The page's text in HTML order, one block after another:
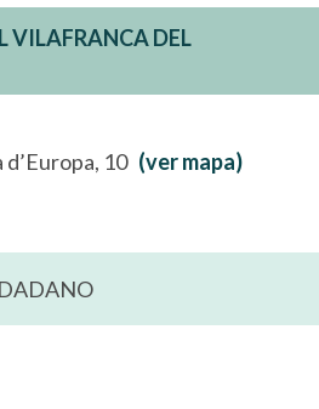
VILAFRANCA DEL
10 (ver mapa)